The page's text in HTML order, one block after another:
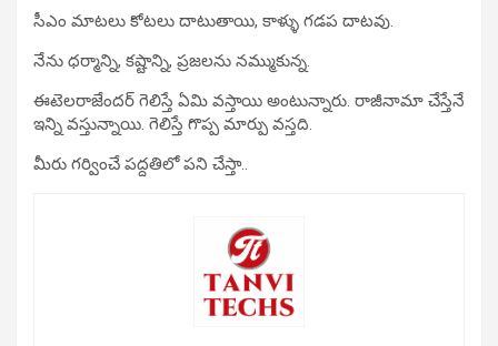
సీఎం మాటలు కోటలు దాటుతాయి, కాళ్ళు గడప దాటవు.
నేను ధర్మాన్ని, కష్టాన్ని, ప్రజలను నమ్ముకున్న.
ఈటెలరాజేందర్ గెలిస్తే ఏమి వస్తాయి అంటున్నారు. రాజీనామా చేస్తేనే
ఇన్ని వస్తున్నాయి. గెలిస్తే గొప్ప మార్పు వస్తది.
మీరు గర్వించే పద్దతిలో పని చేస్తా..